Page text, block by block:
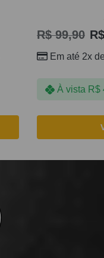
R$99,90 R$
Em até 2x
À vista R$